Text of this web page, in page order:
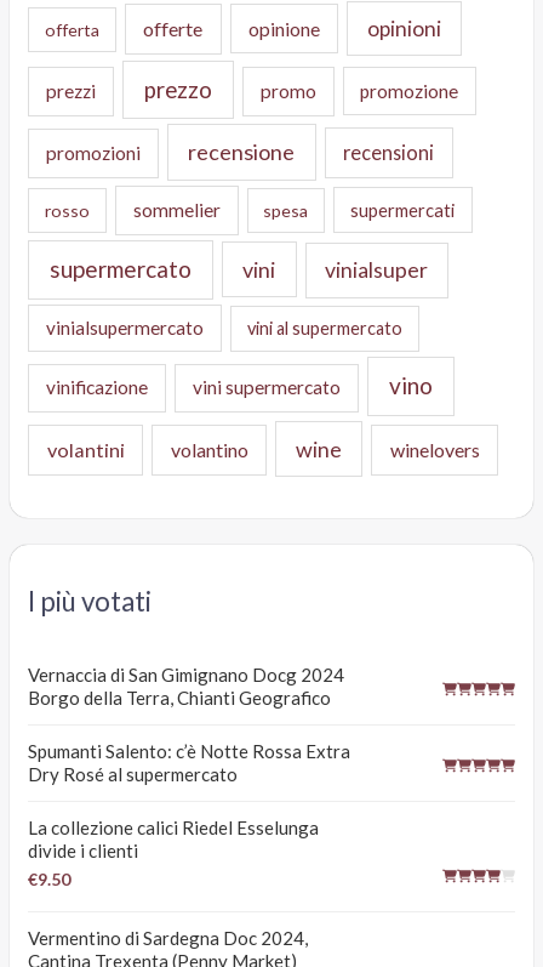
offerta offerte opinione opinioni
prezzi prezzo promo promozione
promozioni recensione recensioni
rosso sommelier spesa supermercati
supermercato vini vinialsuper
vinialsupermercato vini al supermercato
vinificazione vini supermercato vino
volantini volantino wine winelovers
I più votati
Vernaccia di San Gimignano Docg 2024
Borgo della Terra, Chianti Geografico
Spumanti Salento: c’è Notte Rossa Extra
Dry Rosé al supermercato
La collezione calici Riedel Esselunga
divide i clienti
€9.50
Vermentino di Sardegna Doc 2024,
Cantina Trexenta (Penny Market)